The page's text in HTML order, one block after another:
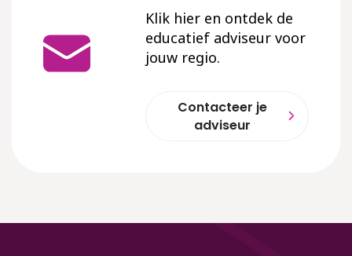
Klik hier en ontdek de
educatief adviseur voor
jouw regio.
Contacteer je
adviseur